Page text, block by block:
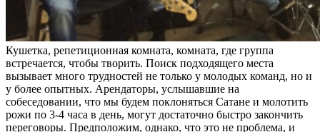
Кушетка, репетиционная комната, комната, где группа
встречается, чтобы творить. Поиск подходящего места
вызывает много трудностей не только у молодых команд, но и
у более опытных. Арендаторы, услышавшие на
собеседовании, что мы будем поклоняться Сатане и молотить
рожи по 3-4 часа в день, могут достаточно быстро закончить
переговоры. Предположим, однако, что это не проблема, и